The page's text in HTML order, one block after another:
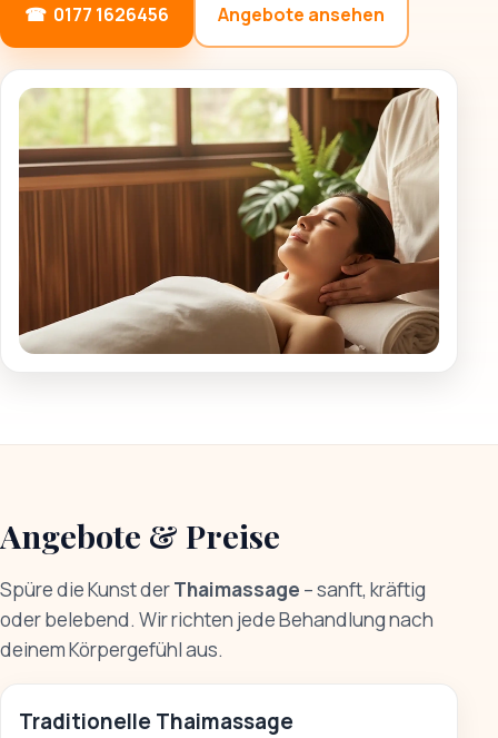
0177 1626456 Angebote ansehen
Angebote & Preise
Spüre die Kunst derThaimassage – sanft, kräftig
oder belebend. Wir richten jede Behandlung nach
deinem Körpergefühl aus.
Traditionelle Thaimassage